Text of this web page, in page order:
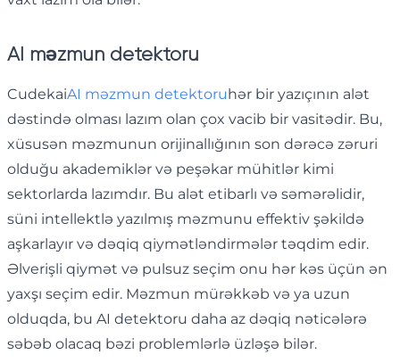
AI məzmun detektoru
CudekaiAI məzmun detektoruhər bir yazıçının alət
dəstində olması lazım olan çox vacib bir vasitədir. Bu,
xüsusən məzmunun orijinallığının son dərəcə zəruri
olduğu akademiklər və peşəkar mühitlər kimi
sektorlarda lazımdır. Bu alət etibarlı və səmərəlidir,
süni intellektlə yazılmış məzmunu effektiv şəkildə
aşkarlayır və dəqiq qiymətləndirmələr təqdim edir.
Əlverişli qiymət və pulsuz seçim onu ​​hər kəs üçün ən
yaxşı seçim edir. Məzmun mürəkkəb və ya uzun
olduqda, bu AI detektoru daha az dəqiq nəticələrə
səbəb olacaq bəzi problemlərlə üzləşə bilər.